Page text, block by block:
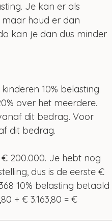
Je kan er als
houd er dan
kan je dan dus minder
10% belasting
over het meerdere.
dit bedrag. Voor
dit bedrag.
200.000. Je hebt nog
dus is de eerste €
10% belasting betaald
+ € 3.163,80 = €